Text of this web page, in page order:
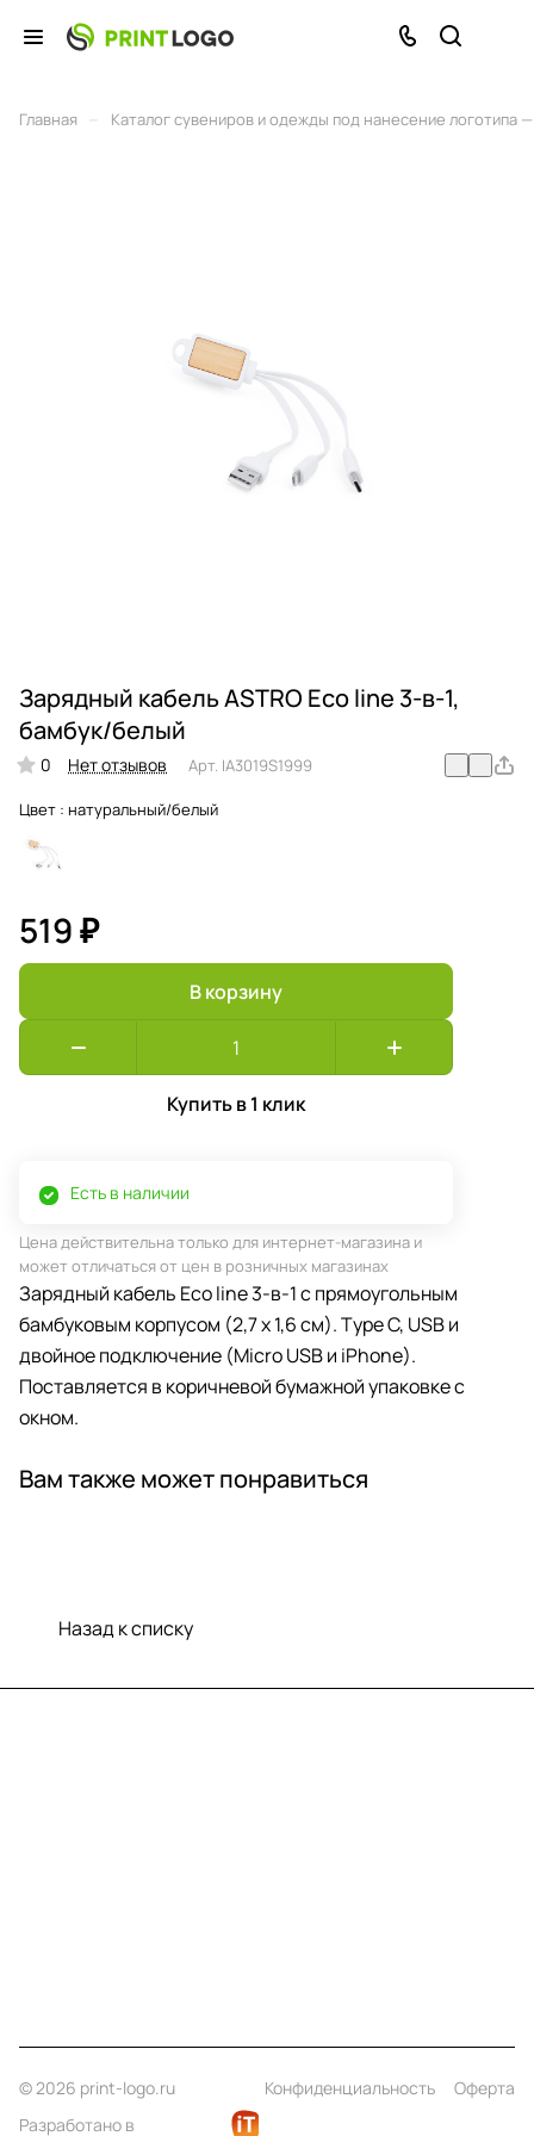
Главная Каталог сувениров и одежды под нанесение логотипа
Зарядный кабель ASTRO Eco line 3-в-1,
бамбук/белый
0 Нет отзывов Арт. IA3019S1999
Цвет : натуральный/белый
519 ₽
В корзину
Купить в 1 клик
Есть в наличии
Цена действительна только для интернет-магазина и
может отличаться от цен в розничных магазинах
Зарядный кабель Eco line 3-в-1 с прямоугольным
бамбуковым корпусом (2,7 x 1,6 см). Тype C, USB и
двойное подключение (Micro USB и iPhone).
Поставляется в коричневой бумажной упаковке с
окном.
Вам также может понравиться
Назад к списку
© 2026 print-logo.ru Конфиденциальность
Оферта
Разработано в